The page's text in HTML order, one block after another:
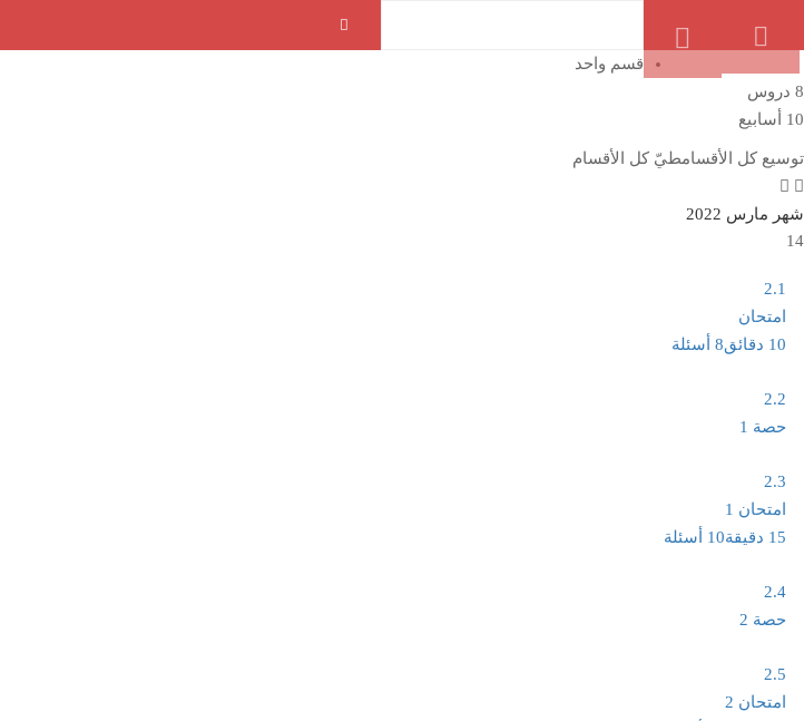
قسم واحد
8 دروس
10 أسابيع
توسيع كل الأقسامطيّ كل الأقسام
شهر مارس 2022
14
2.1
امتحان
10 دقائق
8 أسئلة
2.2
حصة 1
2.3
امتحان 1
15 دقيقة
10 أسئلة
2.4
حصة 2
2.5
امتحان 2